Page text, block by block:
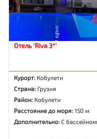
Отель 'Riva 3*'
Курорт: Кобулети
Страна: Грузия
Район: Кобулети
Расстояние до моря:150 м
Дополнительно:С бассейном